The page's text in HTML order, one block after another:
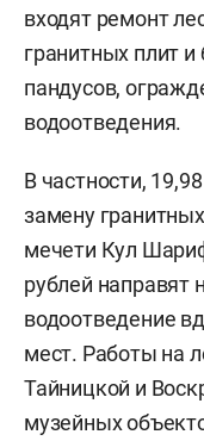
входят ремонт
гранитных плит и
пандусов,
водоотведения.
В частности,
замену
мечети Кул
рублей направят
водоотведение
мест. Работы на
Тайницкой и
музейных